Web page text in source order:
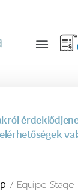
/ Equipe